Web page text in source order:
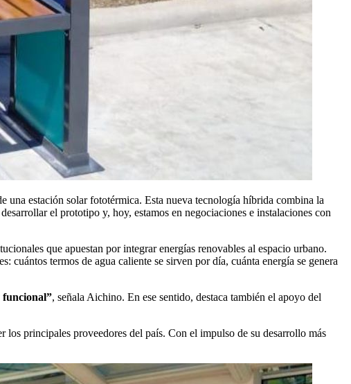
una estación solar fototérmica. Esta nueva tecnología híbrida combina la
el prototipo y, hoy, estamos en negociaciones e instalaciones con
que apuestan por integrar energías renovables al espacio urbano.
termos de agua caliente se sirven por día, cuánta energía se genera
funcional”, señala Aichino. En ese sentido, destaca también el apoyo del
principales proveedores del país. Con el impulso de su desarrollo más